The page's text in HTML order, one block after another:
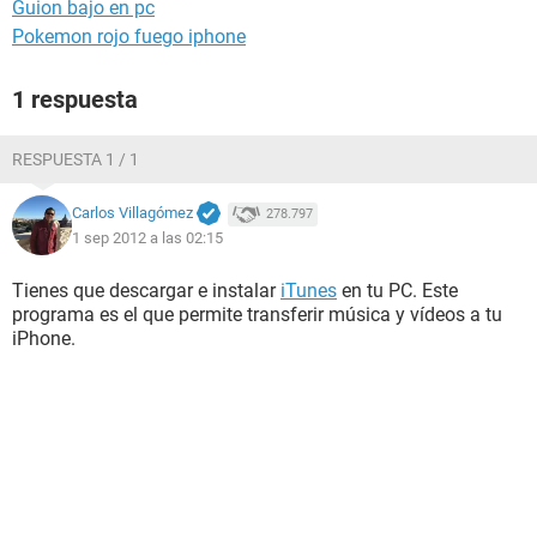
Guion bajo en pc
Pokemon rojo fuego iphone
1 respuesta
RESPUESTA 1 / 1
Carlos Villagómez 278.797
1 sep 2012 a las 02:15
Tienes que descargar e instalar iTunes en tu PC. Este
programa es el que permite transferir música y vídeos a tu
iPhone.